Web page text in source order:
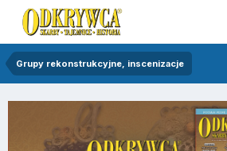
Grupy rekonstrukcyjne, inscenizacje